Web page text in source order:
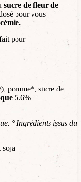
sucre de fleur de
pour vous
.
pour
pomme*, sucre de
5.6%
° Ingrédients issus du
soja.